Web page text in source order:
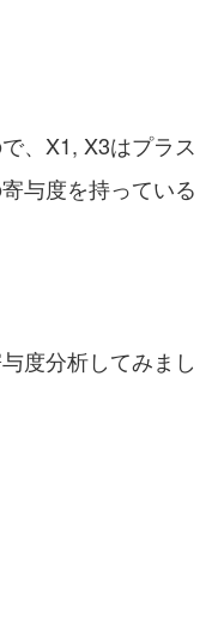
、X1, X3はプラス
与度を持っている
度分析してみまし